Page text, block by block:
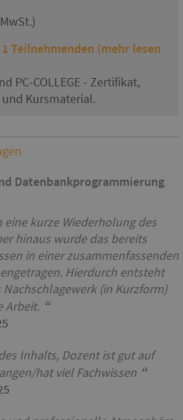
Teilnehmenden (mehr lesen
PC-COLLEGE - Zertifikat,
Kursmaterial.
Datenbankprogrammierung
eine kurze Wiederholung des
hinaus wurde das bereits
in einer zusammenfassenden
Hierdurch entsteht
Nachschlagewerk (in Kurzform)
Arbeit.
Inhalts, Dozent ist gut auf
hat viel Fachwissen